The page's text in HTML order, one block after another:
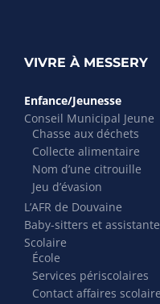
VIVRE À MESSERY
Enfance/Jeunesse
Conseil Municipal Jeune
Chasse aux déchets
Collecte alimentaire
Nom d’une citrouille
Jeu d’évasion
L’AFR de Douvaine
Baby-sitters et
Scolaire
École
Services périscolaires
Contact affaires